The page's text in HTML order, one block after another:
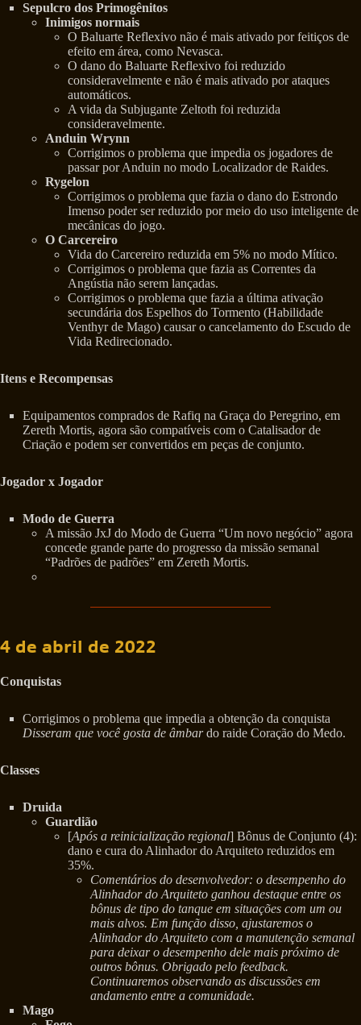
Sepulcro dos Primogênitos
Inimigos normais
O Baluarte Reflexivo não é mais ativado por feitiços de
efeito em área, como Nevasca.
O dano do Baluarte Reflexivo foi reduzido
consideravelmente e não é mais ativado por ataques
automáticos.
A vida da Subjugante Zeltoth foi reduzida
consideravelmente.
Anduin Wrynn
Corrigimos o problema que impedia os jogadores de
passar por Anduin no modo Localizador de Raides.
Rygelon
Corrigimos o problema que fazia o dano do Estrondo
Imenso poder ser reduzido por meio do uso inteligente de
mecânicas do jogo.
O Carcereiro
Vida do Carcereiro reduzida em 5% no modo Mítico.
Corrigimos o problema que fazia as Correntes da
Angústia não serem lançadas.
Corrigimos o problema que fazia a última ativação
secundária dos Espelhos do Tormento (Habilidade
Venthyr de Mago) causar o cancelamento do Escudo de
Vida Redirecionado.
Itens e Recompensas
Equipamentos comprados de Rafiq na Graça do Peregrino, em
Zereth Mortis, agora são compatíveis com o Catalisador de
Criação e podem ser convertidos em peças de conjunto.
Jogador x Jogador
Modo de Guerra
A missão JxJ do Modo de Guerra “Um novo negócio” agora
concede grande parte do progresso da missão semanal
“Padrões de padrões” em Zereth Mortis.
4 de abril de 2022
Conquistas
Corrigimos o problema que impedia a obtenção da conquista
Disseram que você gosta de âmbardo raide Coração do Medo.
Classes
Druida
Guardião
[Após a reinicialização regional] Bônus de Conjunto (4):
dano e cura do Alinhador do Arquiteto reduzidos em
35%.
Comentários do desenvolvedor: o desempenho do
Alinhador do Arquiteto ganhou destaque entre os
bônus de tipo do tanque em situações com um ou
mais alvos. Em função disso, ajustaremos o
Alinhador do Arquiteto com a manutenção semanal
para deixar o desempenho dele mais próximo de
outros bônus. Obrigado pelo feedback.
Continuaremos observando as discussões em
andamento entre a comunidade.
Mago